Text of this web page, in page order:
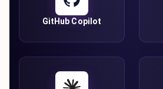
GitHub Copilot